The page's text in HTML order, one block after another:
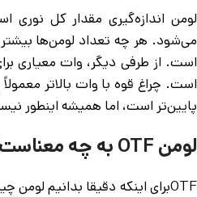
لومن اندازه‌گیری مقدار کل
می‌شود. هر چه تعداد لومن‌ها بیشتر
است. از طرفی دیگر، وات معیاری
است. چراغ قوه با وات بالاتر
پایین‌تر است، اما همیشه اینطور
لومن OTF به چه